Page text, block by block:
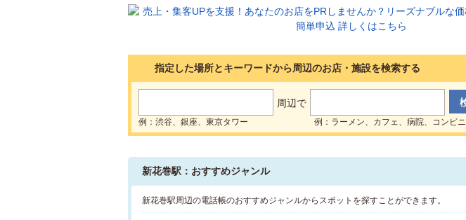
指定した場所とキーワードから周辺のお店・施設を検索する
周辺で
例：渋谷、銀座、東京タワー 例：ラーメン、カフェ、病院、コンビニ
新花巻駅：おすすめジャンル
新花巻駅周辺の電話帳のおすすめジャンルからスポットを探すことができます。